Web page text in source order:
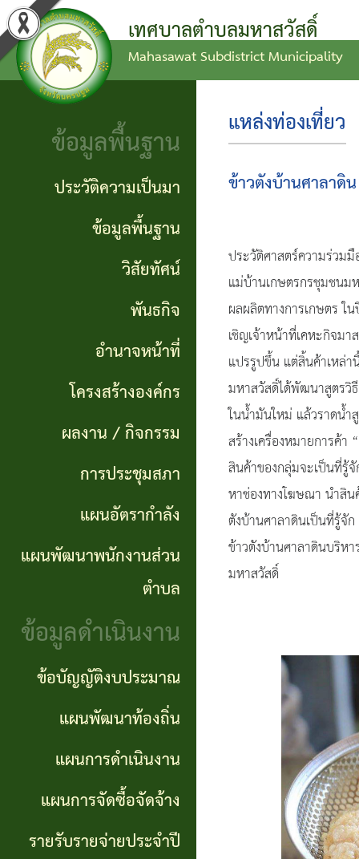
ข่าว
ประกาศ
ทั่วไป
ประกาศ
จัดซื้อ
จัดจ้าง
รายงาน
จัดซื้อ
จัดจ้าง
ข่าว
จัด
ซื้อ
จ้าง
ภาค
รัฐ
(e-
GP)
คู่มือ
การ
ข้อ
งบ
ประมาณ
แผน
พัฒนา
แผนการ
ดำเนิน
งาน
แผนการ
จัดซื้อ
ราย
จ่าย
ประจำ
ปี
รายงาน
ผลการ
ดำเนิน
ประวัติ
เป็นมา
ข้อมูล
พื้น
ฐาน
กิจ
หน้าที่
โครงสร้าง
องค์กร
/
กิจกรรม
การ
ประชุม
สภา
แผน
เทศบาลตำบลมหาสวัสดิ์
Mahasawat Subdistrict Municipality
ข้อมูลพื้นฐาน
ประวัติความเป็นมา
ข้อมูลพื้นฐาน
วิสัยทัศน์
พันธกิจ
อำนาจหน้าที่
โครงสร้างองค์กร
ผลงาน / กิจกรรม
การประชุมสภา
แผนอัตรากำลัง
แผนพัฒนาพนักงานส่วน
ตำบล
ข้อมูลดำเนินงาน
ข้อบัญญัติงบประมาณ
แผนพัฒนาท้องถิ่น
แผนการดำเนินงาน
แผนการจัดซื้อจัดจ้าง
รายรับรายจ่ายประจำปี
แหล่งท่องเที่ยว
ข้าวตังบ้านศาลาดิน
ประวัติศาสตร์ความร่วม
แม่บ้านเกษตรกรชุมชนม
ผลผลิตทางการเกษตร ใ
เชิญเจ้าหน้าที่เคหะกิจม
แปรรูปขึ้น แต่สิ้นค้าเหล่
มหาสวัสดิ์ได้พัฒนาสูตรวิ
ในน้ำมันใหม่ แล้วราดน้
สร้างเครื่องหมายการค้
สินค้าของกลุ่มจะเป็นที่รู้
หาช่องทางโฆษณา นำสิน
ตังบ้านศาลาดินเป็นที่รู้จั
ข้าวตังบ้านศาลาดินบริห
มหาสวัสดิ์